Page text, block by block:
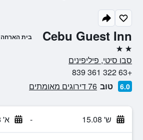
Cebu Guest Inn בית הארחה
2 כוכבים
סבו סיטי, פיליפינים
+63 322 361 839
6.0 טוב 76 דירוגים מאומתים
ש' 15.08 - א' 16.08